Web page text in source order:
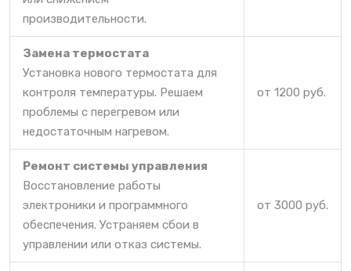
производительности.
Замена термостата
Установка нового термостата для
контроля температуры. Решаем
проблемы с перегревом или
недостаточным нагревом.
от 1200 руб.
Ремонт системы управления
Восстановление работы
электроники и программного
обеспечения. Устраняем сбои в
управлении или отказ системы.
от 3000 руб.